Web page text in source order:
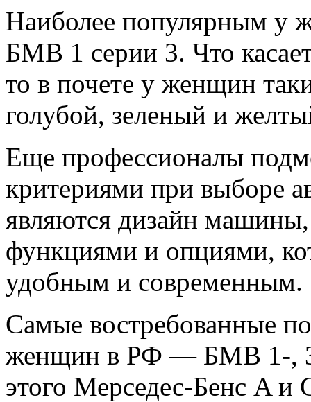
Наиболее популярным у
БМВ 1 серии 3. Что
то в почете у женщин
голубой, зеленый и
Еще профессионалы
критериями при выборе
являются дизайн машины,
функциями и опциями,
удобным и современным.
Самые востребованные
женщин в РФ — БМВ 1-,
этого Мерседес-Бенс A и